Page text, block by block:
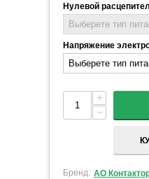
Нулевой
Напряжение
+
−
Бренд: АО